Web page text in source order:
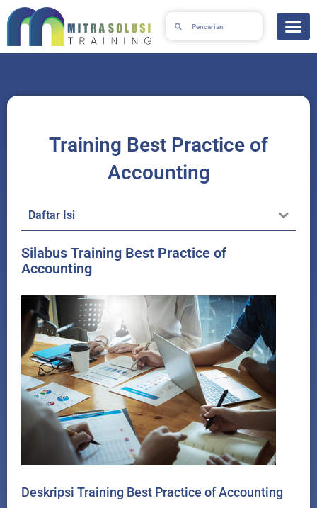
Skip
to
Training Best Practice of
Accounting
Daftar Isi
Silabus Training Best Practice of
Accounting
Deskripsi Training Best Practice of Accounting